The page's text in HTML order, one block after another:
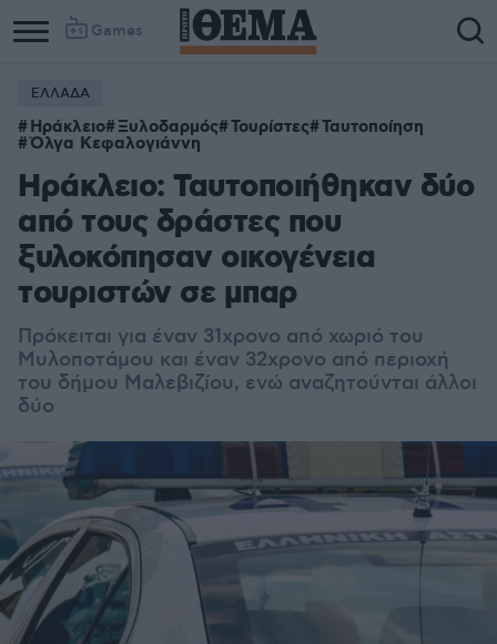
Games
ΕΛΛΑΔΑ
Ηράκλειο Ξυλοδαρμός Τουρίστες Ταυτοποίηση
Όλγα Κεφαλογιάννη
Ηράκλειο: Ταυτοποιήθηκαν δύο
από τους δράστες που
ξυλοκόπησαν οικογένεια
τουριστών σε μπαρ
Πρόκειται για έναν 31χρονο από χωριό του
Μυλοποτάμου και έναν 32χρονο από περιοχή
του δήμου Μαλεβιζίου, ενώ αναζητούνται άλλοι
δύο